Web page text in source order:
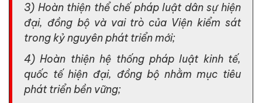
3) Hoàn thiện thể chế pháp luật dân sự hiện
đại, đồng bộ và vai trò của Viện kiểm sát
trong kỷ nguyên phát triển mới;
4) Hoàn thiện hệ thống pháp luật kinh tế,
quốc tế hiện đại, đồng bộ nhằm mục tiêu
phát triển bền vững;